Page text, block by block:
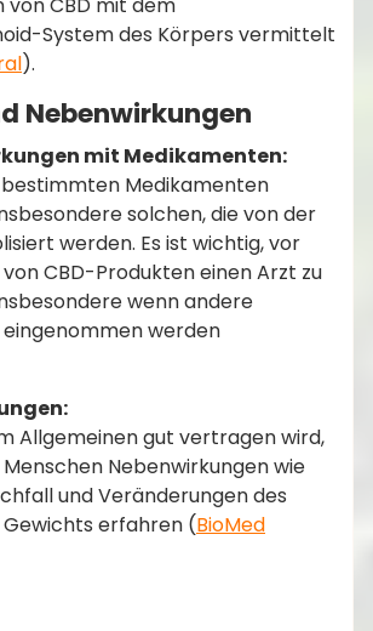
CBD mit dem
System des Körpers vermittelt​
)​.
Nebenwirkungen
mit Medikamenten:
Medikamenten
solchen, die von der
werden. Es ist wichtig, vor
CBD-Produkten einen Arzt zu
wenn andere
werden​
Allgemeinen gut vertragen wird,
Nebenwirkungen wie
und Veränderungen des
erfahren​ (BioMed